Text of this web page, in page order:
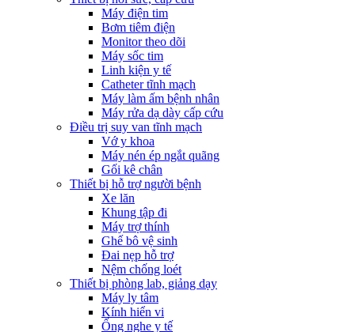
Máy điện tim
Bơm tiêm điện
Monitor theo dõi
Máy sốc tim
Linh kiện y tế
Catheter tĩnh mạch
Máy làm ấm bệnh nhân
Máy rửa dạ dày cấp cứu
Điều trị suy van tĩnh mạch
Vớ y khoa
Máy nén ép ngắt quãng
Gối kê chân
Thiết bị hỗ trợ người bệnh
Xe lăn
Khung tập đi
Máy trợ thính
Ghế bô vệ sinh
Đai nẹp hỗ trợ
Nệm chống loét
Thiết bị phòng lab, giảng dạy
Máy ly tâm
Kính hiển vi
Ống nghe y tế